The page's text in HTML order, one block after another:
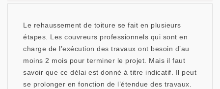
Le rehaussement de toiture se fait en plusieurs
étapes. Les couvreurs professionnels qui sont en
charge de l’exécution des travaux ont besoin d’au
moins 2 mois pour terminer le projet. Mais il faut
savoir que ce délai est donné à titre indicatif. Il peut
se prolonger en fonction de l’étendue des travaux.